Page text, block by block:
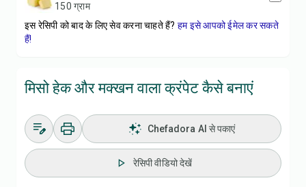
150 ग्राम
इस रेसिपी को बाद के लिए सेव करना चाहते हैं? हम इसे आपको ईमेल कर सकते
हैं!
मिसो हेक और मक्खन वाला क्रंपेट कैसे बनाएं
Chefadora AI से पकाएं
रेसिपी वीडियो देखें